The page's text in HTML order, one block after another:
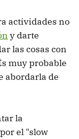
actividades no
y darte
las cosas con
muy probable
abordarla de
la
el "slow